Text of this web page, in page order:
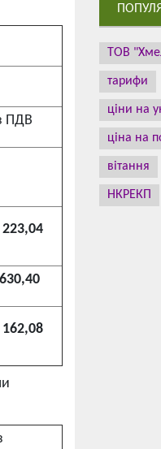
ПДВ
223,04
162,08
ТОВ
тарифи
ціни на
ціна на
вітання
НКРЕКП